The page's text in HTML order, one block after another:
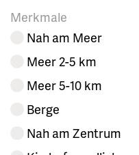
Merkmale
Nah am Meer
Meer 2-5 km
Meer 5-10 km
Berge
Nah am Zentrum